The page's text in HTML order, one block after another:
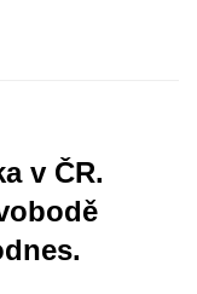
v ČR.